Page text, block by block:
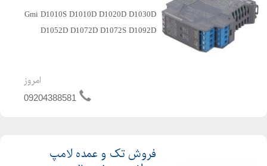
Gmi D1010S D1010D D1020D D1030D
D1052D D1072D D1072S D1092D
امروز
09204388581
فروش تک و عمده لامپ